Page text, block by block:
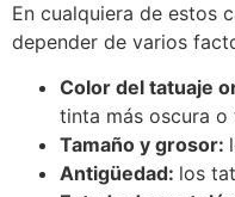
En cualquiera de estos
depender de varios
Color del tatuaje
tinta más oscura o
Tamaño y grosor:
Antigüedad: los